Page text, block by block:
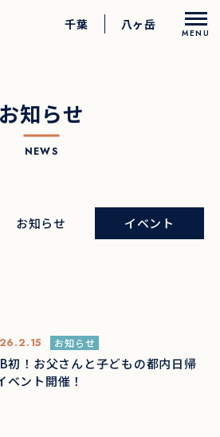
千葉 八ヶ岳
MENU
ご宿泊
テイプラン
サービス
ついて
お知らせ
NEWS
お知らせ イベント
お知らせ
初！お父さんと子どもの都内日帰
ベント開催！